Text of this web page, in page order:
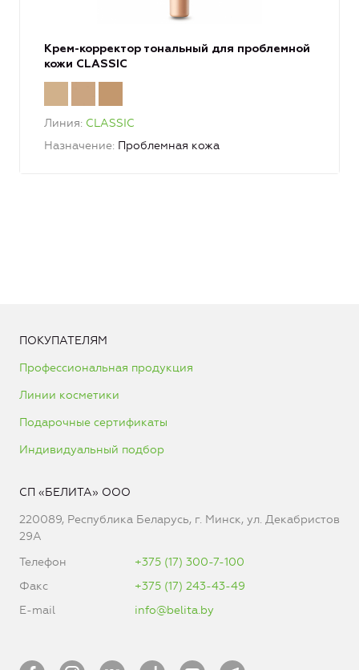
Крем-корректор тональный для проблемной
кожи CLASSIC
Линия CLASSIC
Назначение Проблемная кожа
ПОКУПАТЕЛЯМ
Профессиональная продукция
Линии косметики
Подарочные сертификаты
Индивидуальный подбор
СП «БЕЛИТА» ООО
220089, Республика Беларусь, г. Минск, ул. Декабристов
29А
Телефон
+375 (17) 300-7-100
Факс
+375 (17) 243-43-49
E-mail
info@belita.by